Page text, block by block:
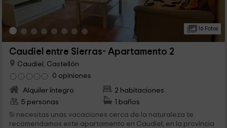
16 Fotos
Caudiel entre Sierras- Apartamento 2
Caudiel, Castellón
0 opiniones
Alquiler íntegro
2 habitaciones
5 personas
1 baños
Si necesitas unas vacaciones cerca de la naturaleza te
recomendamos este apartamento en Caudiel, en la provincia